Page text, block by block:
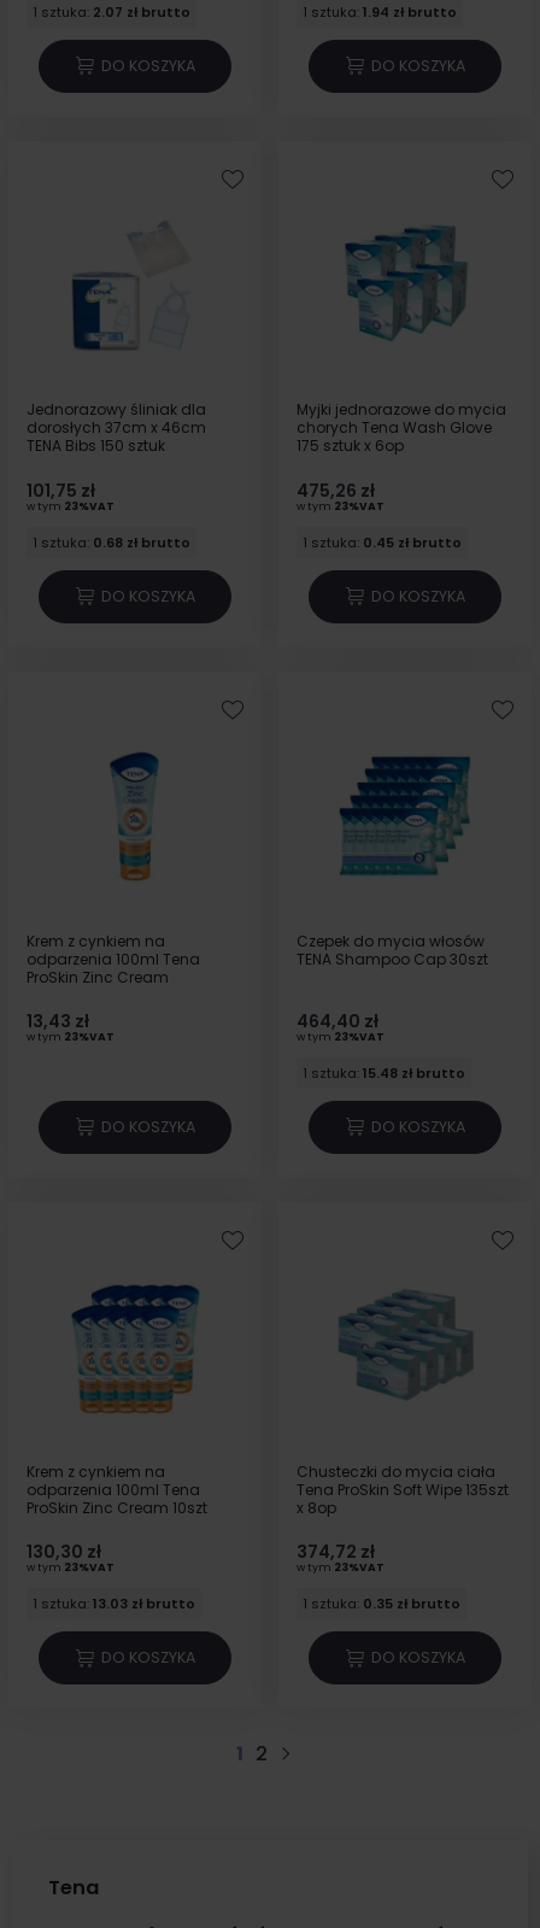
1 sztuka: 2.07 zł brutto
DO KOSZYKA
1 sztuka:1.94 zł brutto
DO KOSZYKA
Jednorazowy śliniak dla
dorosłych 37cm x 46cm
TENA Bibs 150 sztuk
101,75 zł
w tym 23%VAT
1 sztuka: 0.68 zł brutto
DO KOSZYKA
Myjki jednorazowe do mycia
chorych Tena Wash Glove
175 sztuk x 6op
475,26 zł
w tym 23%VAT
1 sztuka: 0.45 zł brutto
DO KOSZYKA
Krem z cynkiem na
odparzenia 100ml Tena
ProSkin Zinc Cream
13,43 zł
w tym 23%VAT
DO KOSZYKA
Czepek do mycia włosów
TENA Shampoo Cap 30szt
464,40 zł
w tym 23%VAT
1 sztuka:15.48 zł brutto
DO KOSZYKA
Krem z cynkiem na
odparzenia 100ml Tena
ProSkin Zinc Cream 10szt
130,30 zł
w tym 23%VAT
1 sztuka:13.03 zł brutto
DO KOSZYKA
Chusteczki do mycia ciała
Tena ProSkin Soft Wipe 135szt
x 8op
374,72 zł
w tym 23%VAT
1 sztuka: 0.35 zł brutto
DO KOSZYKA
1 2
Następny
Tena